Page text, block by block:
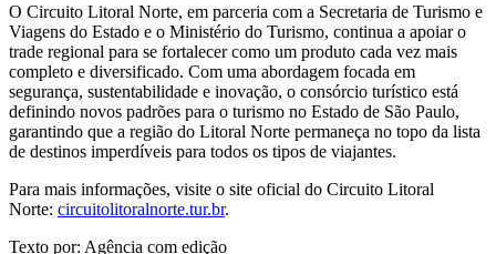
O Circuito Litoral Norte, em parceria com a Secretaria de Turismo e
Viagens do Estado e o Ministério do Turismo, continua a apoiar o
trade regional para se fortalecer como um produto cada vez mais
completo e diversificado. Com uma abordagem focada em
segurança, sustentabilidade e inovação, o consórcio turístico está
definindo novos padrões para o turismo no Estado de São Paulo,
garantindo que a região do Litoral Norte permaneça no topo da lista
de destinos imperdíveis para todos os tipos de viajantes.
Para mais informações, visite o site oficial do Circuito Litoral
Norte: circuitolitoralnorte.tur.br.
Texto por: Agência com edição